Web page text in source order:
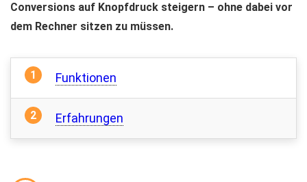
Conversions auf Knopfdruck steigern – ohne dabei vor
dem Rechner sitzen zu müssen.
Funktionen
Erfahrungen